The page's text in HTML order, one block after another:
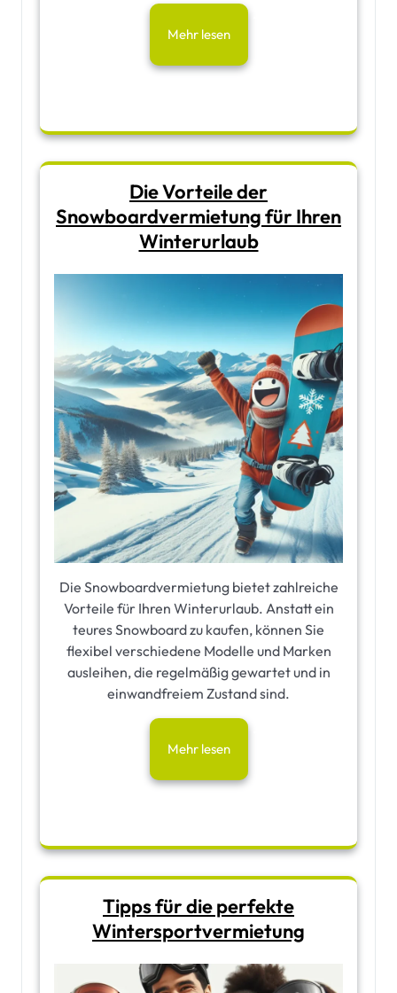
Mehr lesen
Die Vorteile der
Snowboardvermietung für Ihren
Winterurlaub
Die Snowboardvermietung bietet zahlreiche
Vorteile für Ihren Winterurlaub. Anstatt ein
teures Snowboard zu kaufen, können Sie
flexibel verschiedene Modelle und Marken
ausleihen, die regelmäßig gewartet und in
einwandfreiem Zustand sind.
Mehr lesen
Tipps für die perfekte
Wintersportvermietung